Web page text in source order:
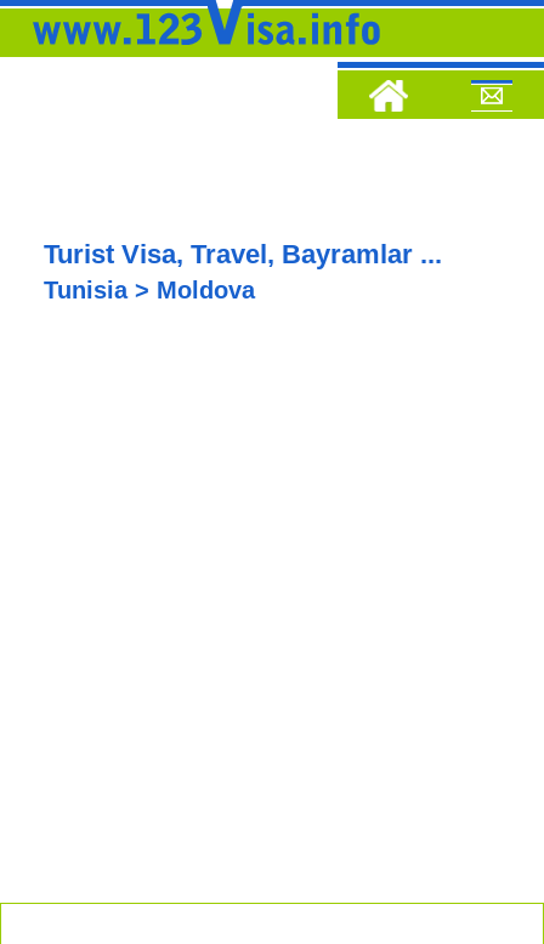
Turist Visa, Travel, Bayramlar ...
Tunisia > Moldova